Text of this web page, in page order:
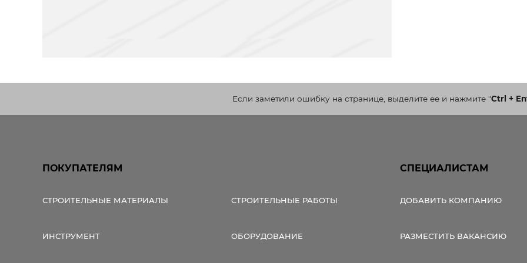
Если заметили ошибку на странице, выделите ее и нажмите"Ctrl +
ПОКУПАТЕЛЯМ
СТРОИТЕЛЬНЫЕ МАТЕРИАЛЫ СТРОИТЕЛЬНЫЕ РАБОТЫ
ИНСТРУМЕНТ ОБОРУДОВАНИЕ
СПЕЦИАЛИСТАМ
ДОБАВИТЬ КОМПАНИЮ
РАЗМЕСТИТЬ ВАКАНСИЮ